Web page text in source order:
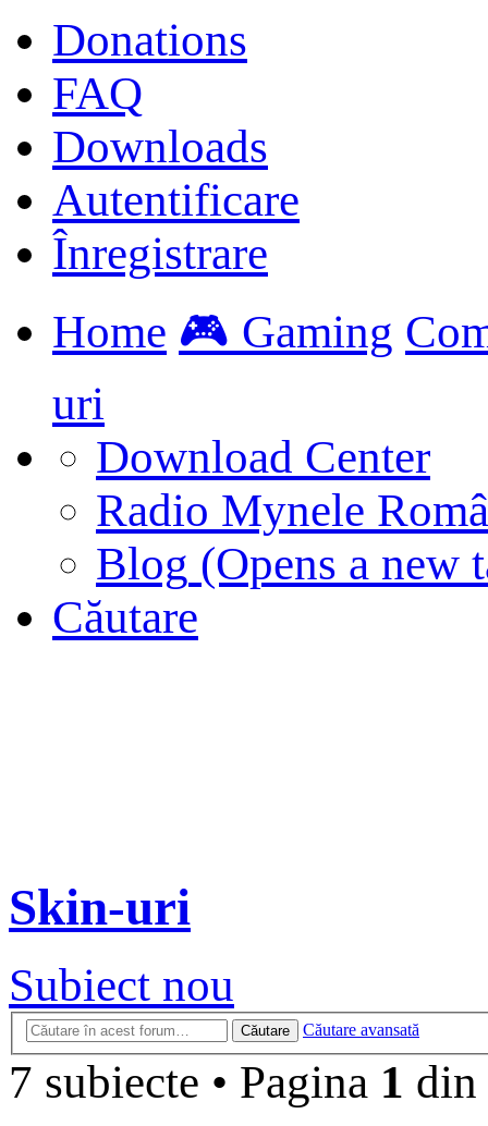
Donations
FAQ
Downloads
Autentificare
Înregistrare
Home 🎮 Gaming
uri
Download Center
Radio Mynele
Blog (Opens a new
Căutare
Skin-uri
Subiect nou
Căutare Căutare avansată
7 subiecte • Pagina 1 din